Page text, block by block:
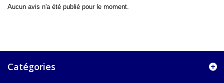
Aucun avis n'a été publié pour le moment.
Catégories